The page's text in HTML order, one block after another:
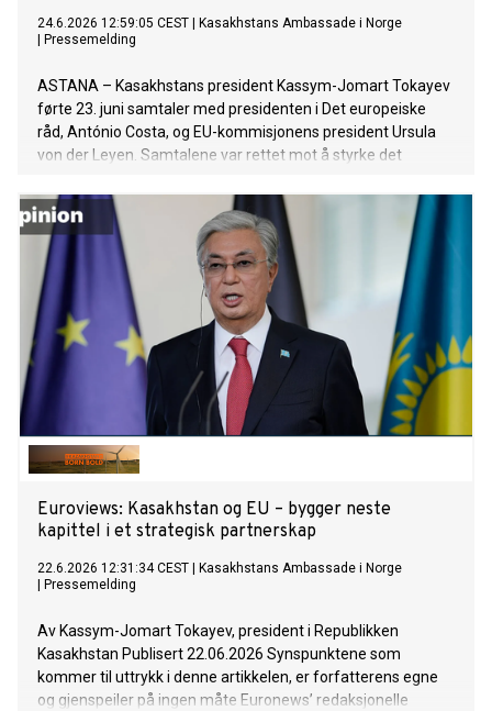
24.6.2026 12:59:05 CEST
Kasakhstans Ambassade i Norge
Pressemelding
ASTANA – Kasakhstans president Kassym-Jomart Tokayev
førte 23. juni samtaler med presidenten i Det europeiske
råd, António Costa, og EU-kommisjonens president Ursula
von der Leyen. Samtalene var rettet mot å styrke det
handel, investeringer, transportforbindelser og
energisamarbeid.
Euroviews: Kasakhstan og EU – bygger neste
kapittel i et strategisk partnerskap
22.6.2026 12:31:34 CEST
Kasakhstans Ambassade i Norge
Pressemelding
Av Kassym-Jomart Tokayev, president i Republikken
Kasakhstan Publisert 22.06.2026 Synspunktene som
kommer til uttrykk i denne artikkelen, er forfatterens egne
og gjenspeiler på ingen måte Euronews’ redaksjonelle